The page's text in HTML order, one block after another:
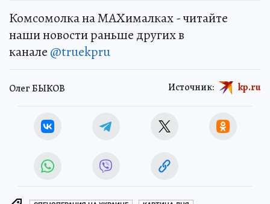
Комсомолка на MAXималках - читайте
наши новости раньше других в
канале @truekpru
Олег БЫКОВ Источник: kp.ru